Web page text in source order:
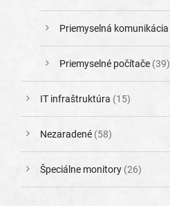
Priemyselná komunikácia
Priemyselné počítače (39)
IT infraštruktúra (15)
Nezaradené (58)
Špeciálne monitory (26)